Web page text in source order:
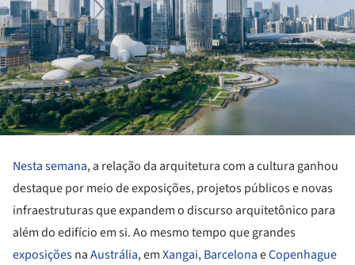
Nesta semana, a relação da arquitetura com a cultura ganhou
destaque por meio de exposições, projetos públicos e novas
infraestruturas que expandem o discurso arquitetônico para
além do edifício em si. Ao mesmo tempo que grandes
exposiçõesnaAustrália, emXangai,BarcelonaeCopenhague